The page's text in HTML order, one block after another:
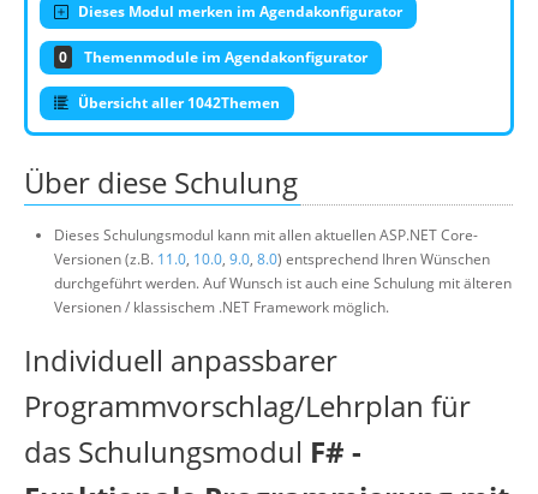
Dieses Modul merken im Agendakonfigurator
0 Themenmodule im Agendakonfigurator
Übersicht aller 1042Themen
Über diese Schulung
Dieses Schulungsmodul kann mit allen aktuellen ASP.NET Core-
Versionen (z.B. 11.0, 10.0, 9.0, 8.0) entsprechend Ihren Wünschen
durchgeführt werden. Auf Wunsch ist auch eine Schulung mit älteren
Versionen / klassischem .NET Framework möglich.
Individuell anpassbarer
Programmvorschlag/Lehrplan für
das Schulungsmodul F# -